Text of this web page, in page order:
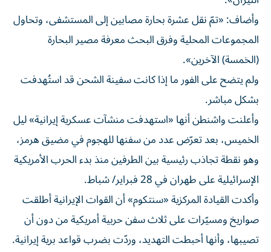
وأضاف: «تمّ نقل عشرة بحارة مصابين إلى المستشفى، وتحاول
المجموعات المحلية وفرق البحث معرفة مصير البحارة
(الخمسة) الآخرين».
ولم يتضح على الفور ما إذا كانت سفينة الشحن قد استُهدفت
بشكل مباشر.
وأعلنت واشنطن أنها «استهدفت منشآت عسكرية إيرانية» ليل
الخميس، بعد تعرّض عدد من سفنها للهجوم في مضيق هرمز،
وهو نقطة تجاذب رئيسية بين الطرفين منذ بدء الحرب الأمريكية
الإسرائيلية على طهران في 28 فبراير/ شباط.
وأكدت القيادة المركزية «سنتكوم» أن القوات الإيرانية أطلقت
صواريخ ومسيّرات على ثلاث سفن حربية أمريكية من دون أن
تصيبها، وأنها أحبطت التهديد، وردّت بضرب قواعد برية إيرانية.